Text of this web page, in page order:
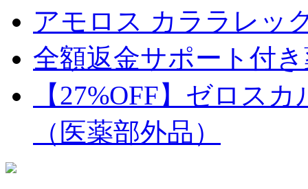
アモロス カララレッ
全額返金サポート付
【27%OFF】ゼロス
（医薬部外品）